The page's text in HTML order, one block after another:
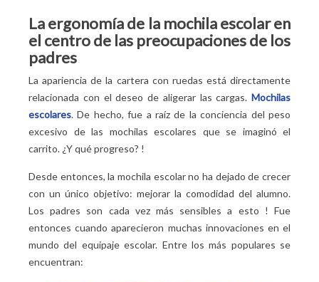
La ergonomía de la mochila escolar en
el centro de las preocupaciones de los
padres
La apariencia de la cartera con ruedas está directamente
relacionada con el deseo de aligerar las cargas. Mochilas
escolares. De hecho, fue a raíz de la conciencia del peso
excesivo de las mochilas escolares que se imaginó el
carrito. ¿Y qué progreso? !
Desde entonces, la mochila escolar no ha dejado de crecer
con un único objetivo: mejorar la comodidad del alumno.
Los padres son cada vez más sensibles a esto ! Fue
entonces cuando aparecieron muchas innovaciones en el
mundo del equipaje escolar. Entre los más populares se
encuentran: